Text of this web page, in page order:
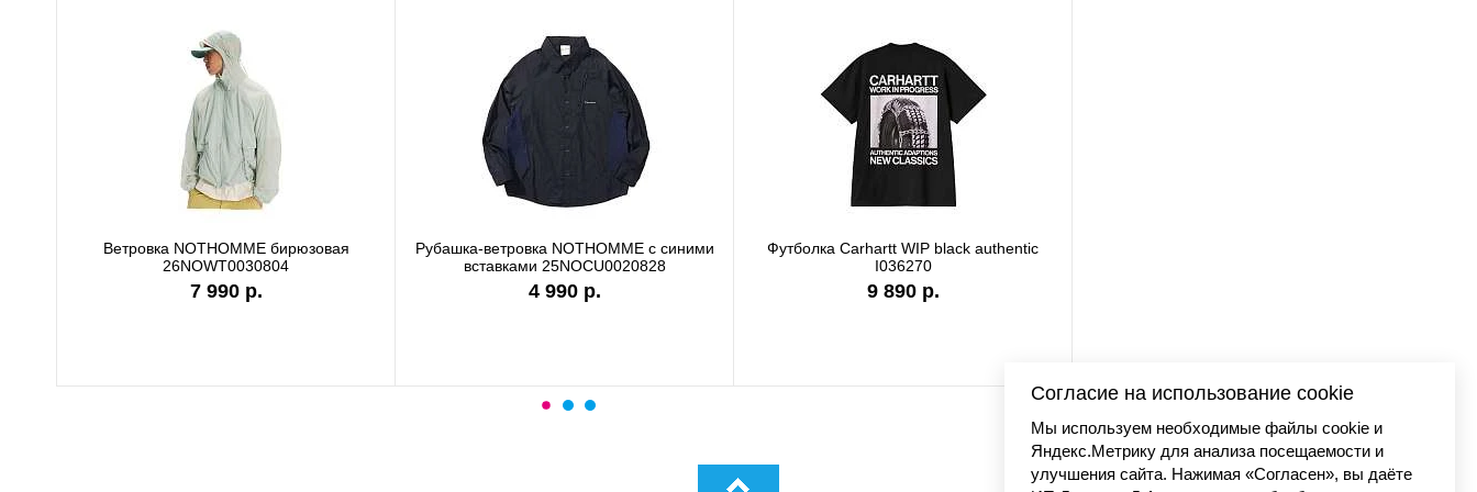
Ветровка NOTHOMME бирюзовая
26NOWT0030804
7 990 р.
Рубашка-ветровка NOTHOMME с синими
вставками 25NOCU0020828
4 990 р.
Футболка Carhartt WIP black authentic
I036270
9 890 р.
Согласие на использование cookie
Мы используем необходимые файлы cookie и
Яндекс.Метрику для анализа посещаемости и
улучшения сайта. Нажимая «Согласен», вы даёте